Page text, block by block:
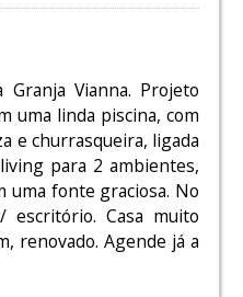
Vianna. Projeto
uma linda piscina, com
e churrasqueira, ligada
para 2 ambientes,
uma fonte graciosa. No
Casa muito
renovado. Agende já a